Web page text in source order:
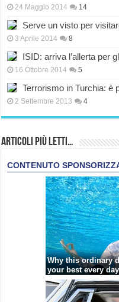
24 Maggio 2014 14
Serve un visto per
3 Aprile 2014 8
ISID: arriva l’allerta per
16 Ottobre 2014 5
Terrorismo in Turchia: è
2 Settembre 2013 4
Articoli più Letti…